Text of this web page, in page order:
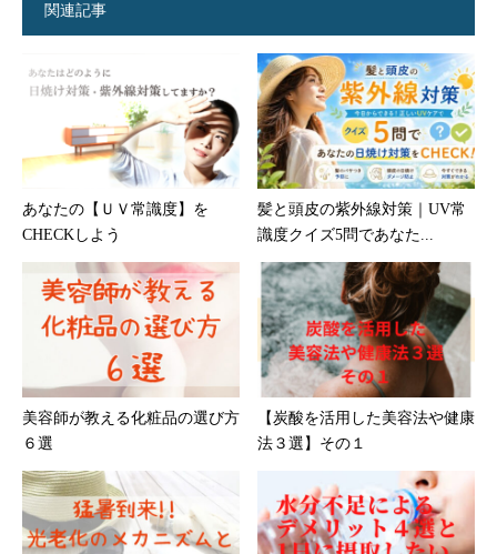
関連記事
あなたの【ＵＶ常識度】を
CHECKしよう
髪と頭皮の紫外線対策｜UV常
識度クイズ5問であなた...
美容師が教える化粧品の選び方
６選
【炭酸を活用した美容法や健康
法３選】その１